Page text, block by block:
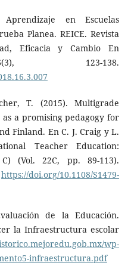
en Escuelas
Planea. REICE. Revista
Eficacia y Cambio En
123-138.
T. (2015). Multigrade
a promising pedagogy for
Finland. En C. J. Craig y L.
Teacher Education:
(Vol. 22C, pp. 89-113).
https://doi.org/10.1108/S1479-
de la Educación.
la Infraestructura escolar
wp-
infraestructura.pdf